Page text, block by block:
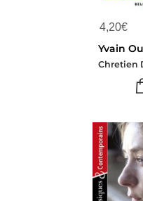
4,20€
Chretien